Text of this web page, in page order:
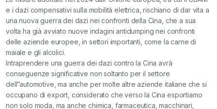
e i dazi compensativi sulla mobilità elettrica, rischiano di dar vita a
una nuova guerra dei dazi nei confronti della Cina, che a sua
volta ha già avviato nuove indagini antidumping nei confronti
delle aziende europee, in settori importanti, come la carne di
maiale e gli alcolici.
Intraprendere una guerra dei dazi contro la Cina avrà
conseguenze significative non soltanto per il settore
dell”automotive, ma anche per molte altre aziende italiane che si
occupano di export, considerato che verso la Cina esportiamo
non solo moda, ma anche chimica, farmaceutica, macchinari,